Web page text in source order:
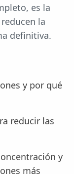
es la
la
definitiva.
y por qué
reducir las
y
más